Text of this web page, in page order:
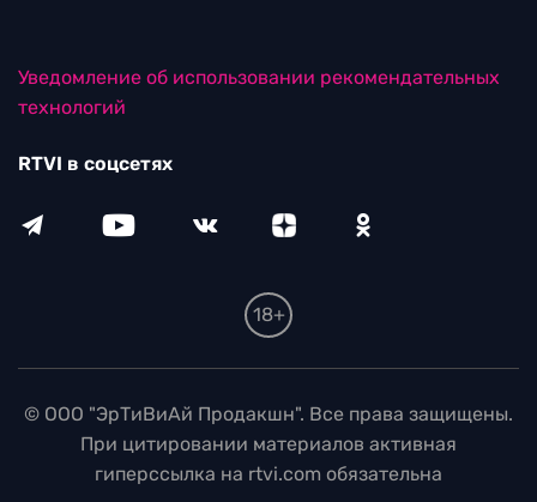
Уведомление об использовании рекомендательных
технологий
RTVI в соцсетях
18+
© ООО "ЭрТиВиАй Продакшн". Все права защищены.
При цитировании материалов активная
гиперссылка на rtvi.com обязательна